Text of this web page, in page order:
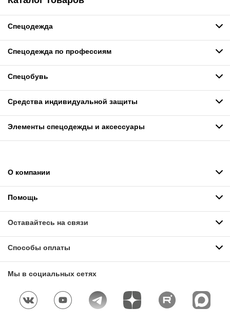
Спецодежда
Спецодежда по профессиям
Спецобувь
Средства индивидуальной защиты
Элементы спецодежды и аксессуары
О компании
Помощь
Оставайтесь на связи
Способы оплаты
Мы в социальных сетях